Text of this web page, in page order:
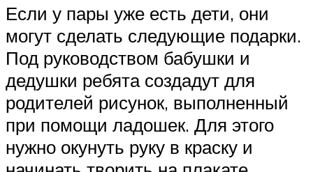
Если у пары уже есть дети, они
могут сделать следующие подарки.
Под руководством бабушки и
дедушки ребята создадут для
родителей рисунок, выполненный
при помощи ладошек. Для этого
нужно окунуть руку в краску и